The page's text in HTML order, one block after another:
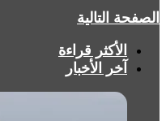
الصفحة التالية
الأكثر قراءة
آخر الأخبار